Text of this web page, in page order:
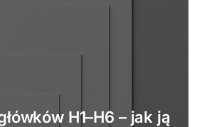
H1–H6 – jak ją